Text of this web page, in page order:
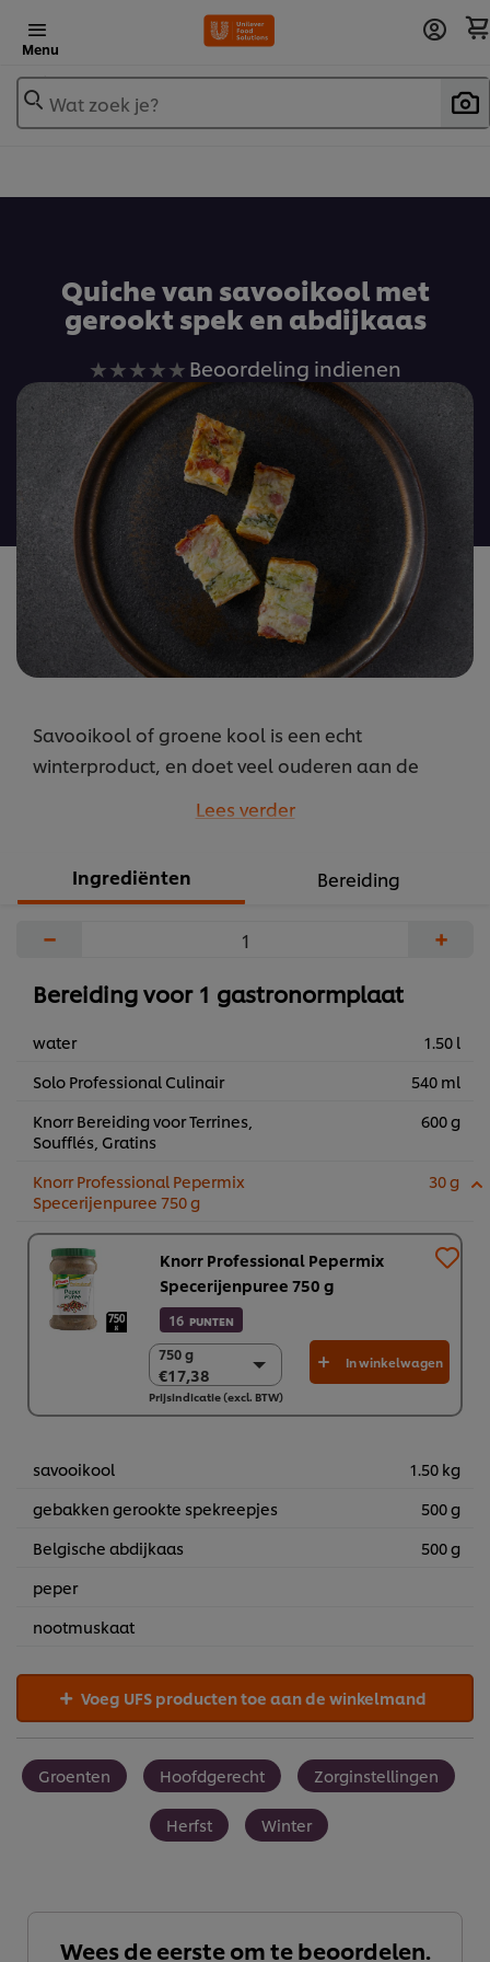
Menu
Wat zoek je?
Quiche van savooikool met
gerookt spek en abdijkaas
Geen
beoordelingen
ingediend
voor
deze
recipe
Beoordeling indienen
Savooikool of groene kool is een echt
winterproduct, en doet veel ouderen aan de
recept het authentiek en klassiek, met lekker
Lees verder
Ingrediënten Bereiding
− +
Bereiding voor 1 gastronormplaat
water
1.50 l
Solo Professional Culinair
540 ml
Knorr Bereiding voor Terrines,
Soufflés, Gratins
600 g
Knorr Professional Pepermix
Specerijenpuree 750 g
30 g
Knorr Professional Pepermix
Specerijenpuree 750 g
16 PUNTEN
750 g
€17,38
750 g
€17,38
2 x 750g
In winkelwagen
Prijsindicatie (excl. BTW)
savooikool
1.50 kg
gebakken gerookte spekreepjes
500 g
Belgische abdijkaas
500 g
peper
nootmuskaat
Voeg UFS producten toe aan de winkelmand
Groenten Hoofdgerecht Zorginstellingen
Herfst Winter
Wees de eerste om te beoordelen.